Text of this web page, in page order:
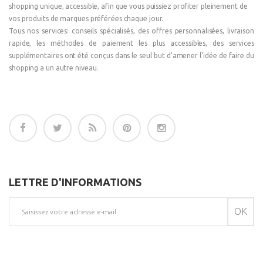
shopping unique, accessible, afin que vous puissiez profiter pleinement de
vos produits de marques préférées chaque jour.
Tous nos services: conseils spécialisés, des offres personnalisées, livraison
rapide, les méthodes de paiement les plus accessibles, des services
supplémentaires ont été conçus dans le seul but d'amener l'idée de faire du
shopping a un autre niveau.
LETTRE D'INFORMATIONS
OK